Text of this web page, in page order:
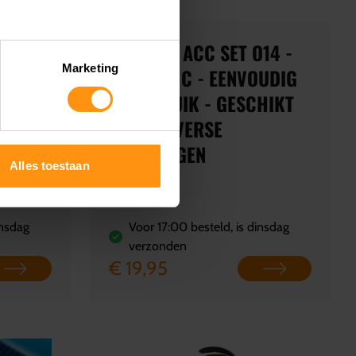
Marketing
Alles toestaan
TECMATE ACC SET O14 -
BATTERY C - EENVOUDIG
IN GEBRUIK - GESCHIKT
VOOR DIVERSE
VOERTUIGEN
Voor 17:00 besteld, is dinsdag
verzonden
€ 19,95